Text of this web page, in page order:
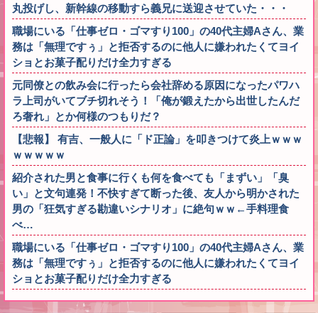
丸投げし、新幹線の移動すら義兄に送迎させていた・・・
職場にいる「仕事ゼロ・ゴマすり100」の40代主婦Aさん、業
務は「無理ですぅ」と拒否するのに他人に嫌われたくてヨイ
ショとお菓子配りだけ全力すぎる
元同僚との飲み会に行ったら会社辞める原因になったパワハ
ラ上司がいてブチ切れそう！「俺が鍛えたから出世したんだ
ろ奢れ」とか何様のつもりだ？
【悲報】 有吉、一般人に「ド正論」を叩きつけて炎上ｗｗｗ
ｗｗｗｗｗ
紹介された男と食事に行くも何を食べても「まずい」「臭
い」と文句連発！不快すぎて断った後、友人から明かされた
男の「狂気すぎる勘違いシナリオ」に絶句ｗｗ←手料理食
べ…
職場にいる「仕事ゼロ・ゴマすり100」の40代主婦Aさん、業
務は「無理ですぅ」と拒否するのに他人に嫌われたくてヨイ
ショとお菓子配りだけ全力すぎる